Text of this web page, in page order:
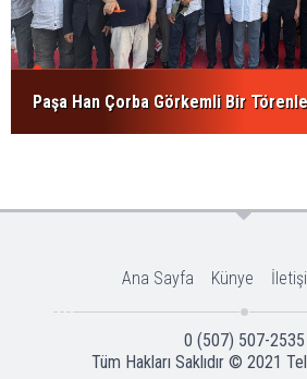
Paşa Han Çorba Görkemli Bir
Ana Sayfa Künye
0 (507) 507-2535
Tüm Hakları Saklıdır © 2021